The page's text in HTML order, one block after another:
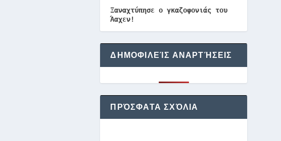
Ξαναχτύπησε ο γκαζοφονιάς του
Άαχεν!
ΔΗΜΟΦΙΛΕΊΣ ΑΝΑΡΤΉΣΕΙΣ
ΠΡΌΣΦΑΤΑ ΣΧΌΛΙΑ